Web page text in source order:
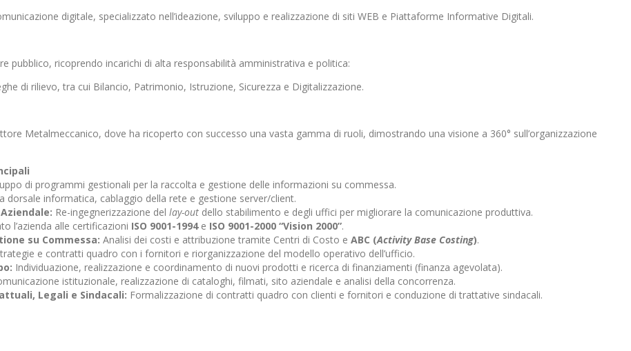
digitale, specializzato nell’ideazione, sviluppo e realizzazione di siti WEB e Piattaforme Informative Digitali.
pubblico, ricoprendo incarichi di alta responsabilità amministrativa e politica:
di rilievo, tra cui Bilancio, Patrimonio, Istruzione, Sicurezza e Digitalizzazione.
Metalmeccanico, dove ha ricoperto con successo una vasta gamma di ruoli, dimostrando una visione a 360° sull’organizzazione
di programmi gestionali per la raccolta e gestione delle informazioni su commessa.
dorsale informatica, cablaggio della rete e gestione server/client.
Re-ingegnerizzazione del lay-out dello stabilimento e degli uffici per migliorare la comunicazione produttiva.
l’azienda alle certificazioni ISO 9001-1994e ISO 9001-2000 “Vision 2000”.
su Commessa: Analisi dei costi e attribuzione tramite Centri di Costo e ABC (Activity Base Costing).
e contratti quadro con i fornitori e riorganizzazione del modello operativo dell’ufficio.
Individuazione, realizzazione e coordinamento di nuovi prodotti e ricerca di finanziamenti (finanza agevolata).
istituzionale, realizzazione di cataloghi, filmati, sito aziendale e analisi della concorrenza.
Legali e Sindacali: Formalizzazione di contratti quadro con clienti e fornitori e conduzione di trattative sindacali.